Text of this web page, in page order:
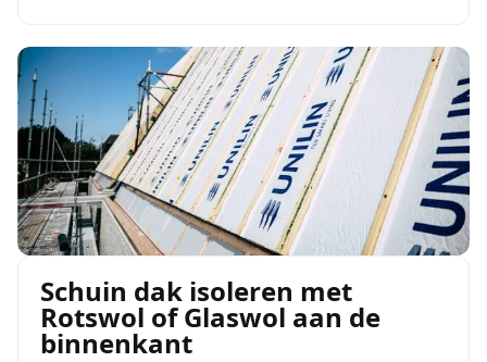
Schuin dak isoleren met
Rotswol of Glaswol aan de
binnenkant